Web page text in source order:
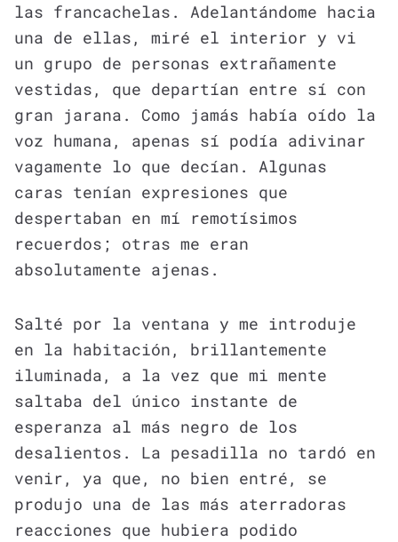
las francachelas. Adelantándome hacia
una de ellas, miré el interior y vi
un grupo de personas extrañamente
vestidas, que departían entre sí con
gran jarana. Como jamás había oído la
voz humana, apenas sí podía adivinar
vagamente lo que decían. Algunas
caras tenían expresiones que
despertaban en mí remotísimos
recuerdos; otras me eran
absolutamente ajenas.
Salté por la ventana y me introduje
en la habitación, brillantemente
iluminada, a la vez que mi mente
saltaba del único instante de
esperanza al más negro de los
desalientos. La pesadilla no tardó en
venir, ya que, no bien entré, se
produjo una de las más aterradoras
reacciones que hubiera podido